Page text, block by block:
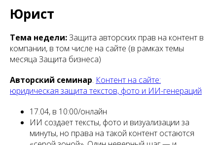
Юрист
Тема недели:Защита авторских прав на контент в
компании, в том числе на сайте (в рамках темы
месяца Защита бизнеса)
Авторский семинар. Контент на сайте:
юридическая защита текстов, фото и ИИ-генераций
17.04, в 10:00/онлайн
ИИ создает тексты, фото и визуализации за
минуты, но права на такой контент остаются